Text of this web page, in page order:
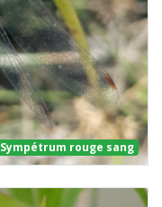
Sympétrum rouge sang